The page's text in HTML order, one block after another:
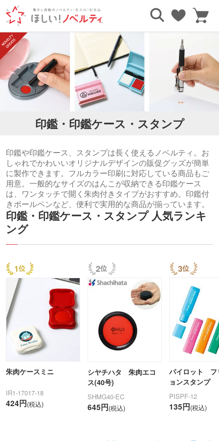
TOP 文房具・ステーショナリー 印鑑・印鑑ケース・スタンプ
印鑑・印鑑ケース・スタンプ
印鑑や印鑑ケース、スタンプは長く使えるノベルティ。お
しゃれでかわいいオリジナルデザインの販促グッズが簡単
に製作できます。フルカラー印刷に対応している商品もご
用意。一般的なサイズのはんこが収納できる印鑑ケース
は、ワンタッチで開く朱肉付きタイプがおすすめ。印鑑付
きボールペンなど、便利で実用的な商品が揃っています。
印鑑・印鑑ケース・スタンプ 人気ランキ
ング
1
朱肉ケースミニ
IR1-17017-18
424円(税込)
2
シヤチハタ 朱肉エコ
ス(40号)
SHMG40-EC
645円(税込)
3
パイロット フ
ョンスタンプ
PISPF-12
135円(税込)